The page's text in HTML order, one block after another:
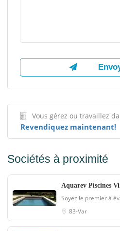
Vous gérez ou travaillez
Revendiquez maintenant!
Sociétés à proximité
Aquarev Piscines
Soyez le premier à
83-Var